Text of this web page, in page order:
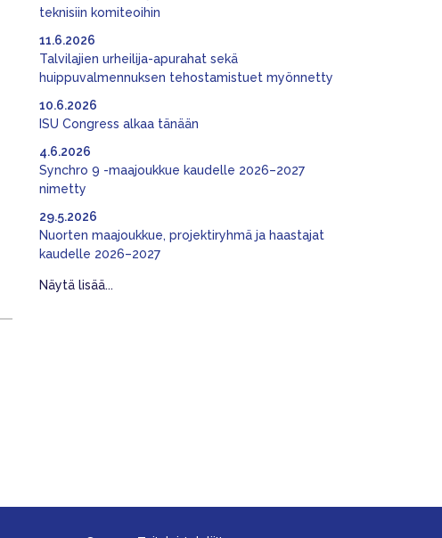
teknisiin komiteoihin
Talvilajien urheilija-apurahat sekä
huippuvalmennuksen tehostamistuet myönnetty
11.6.2026
ISU Congress alkaa tänään
10.6.2026
Synchro 9 -maajoukkue kaudelle 2026–2027
nimetty
4.6.2026
Nuorten maajoukkue, projektiryhmä ja haastajat
kaudelle 2026–2027
29.5.2026
Näytä lisää...